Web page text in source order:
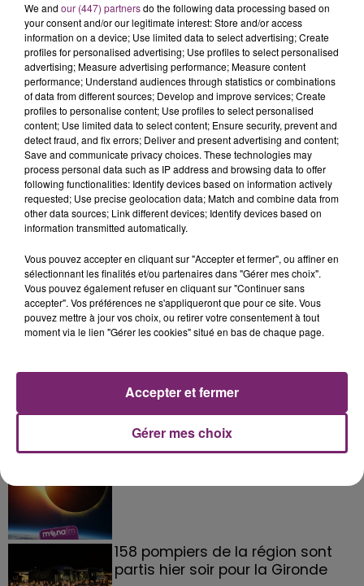
La Bulle - Guinguette éphémère
éclipse solaire du 12 Août 2026
158 pompiers de la région sont
partis hier soir pour la Gironde
We and our (447) partnersdo the following data processing based on
your consent and/or our legitimate interest: Store and/or access
information on a device; Use limited data to select advertising; Create
profiles for personalised advertising; Use profiles to select personalised
advertising; Measure advertising performance; Measure content
performance; Understand audiences through statistics or combinations
of data from different sources; Develop and improve services; Create
profiles to personalise content; Use profiles to select personalised
content; Use limited data to select content; Ensure security, prevent and
detect fraud, and fix errors; Deliver and present advertising and content;
Save and communicate privacy choices. These technologies may
process personal data such as IP address and browsing data to offer
following functionalities: Identify devices based on information actively
requested; Use precise geolocation data; Match and combine data from
other data sources; Link different devices; Identify devices based on
information transmitted automatically.
Vous pouvez accepter en cliquant sur "Accepter et fermer", ou affiner en
sélectionnant les finalités et/ou partenaires dans "Gérer mes choix".
Vous pouvez également refuser en cliquant sur "Continuer sans
accepter". Vos préférences ne s'appliqueront que pour ce site. Vous
pouvez mettre à jour vos choix, ou retirer votre consentement à tout
moment via le lien "Gérer les cookies" situé en bas de chaque page.
Gérer mes choix
Accepter et fermer